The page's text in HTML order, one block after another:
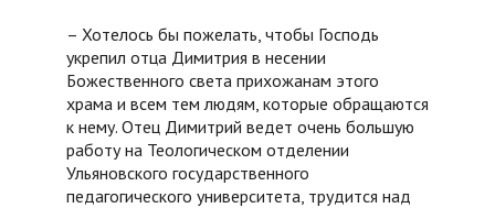
– Хотелось бы пожелать, чтобы Господь
укрепил отца Димитрия в несении
Божественного света прихожанам этого
храма и всем тем людям, которые обращаются
к нему. Отец Димитрий ведет очень большую
работу на Теологическом отделении
Ульяновского государственного
педагогического университета, трудится над